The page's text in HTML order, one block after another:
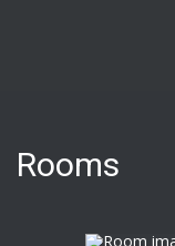
Rooms